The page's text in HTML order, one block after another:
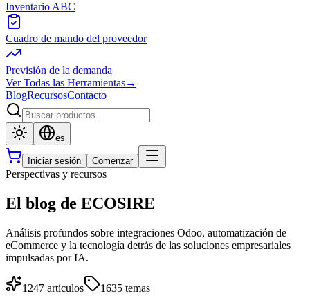
Inventario ABC
Cuadro de mando del proveedor
Previsión de la demanda
Ver Todas las Herramientas→
BlogRecursosContacto
es
Iniciar sesión Comenzar
Perspectivas y recursos
El blog de ECOSIRE
Análisis profundos sobre integraciones Odoo, automatización de
eCommerce y la tecnología detrás de las soluciones empresariales
impulsadas por IA.
1247 artículos 1635 temas